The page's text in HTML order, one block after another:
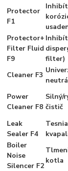
Protector
F1
Protector+
Filter Fluid
F9
filter)
Cleaner F3
Power
Cleaner F8
Silný/
čistič
Leak
Sealer F4
Boiler
Noise
Silencer F2
kotla